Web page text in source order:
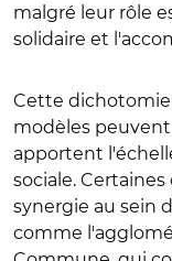
malgré leur rôle
solidaire et
Cette dichotomie
modèles
apportent
sociale.
synergie au sein
comme